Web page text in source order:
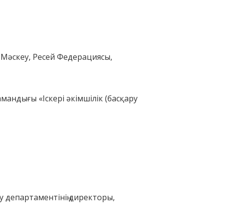
Ресей Федерациясы,
«Іскері әкімшілік (басқару
директоры,